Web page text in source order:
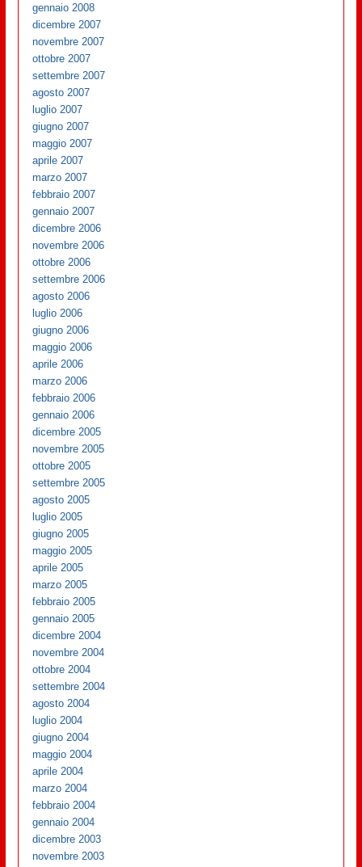
gennaio 2008
dicembre 2007
novembre 2007
ottobre 2007
settembre 2007
agosto 2007
luglio 2007
giugno 2007
maggio 2007
aprile 2007
marzo 2007
febbraio 2007
gennaio 2007
dicembre 2006
novembre 2006
ottobre 2006
settembre 2006
agosto 2006
luglio 2006
giugno 2006
maggio 2006
aprile 2006
marzo 2006
febbraio 2006
gennaio 2006
dicembre 2005
novembre 2005
ottobre 2005
settembre 2005
agosto 2005
luglio 2005
giugno 2005
maggio 2005
aprile 2005
marzo 2005
febbraio 2005
gennaio 2005
dicembre 2004
novembre 2004
ottobre 2004
settembre 2004
agosto 2004
luglio 2004
giugno 2004
maggio 2004
aprile 2004
marzo 2004
febbraio 2004
gennaio 2004
dicembre 2003
novembre 2003